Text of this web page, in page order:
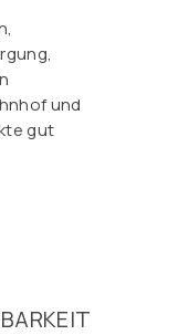
und
gut